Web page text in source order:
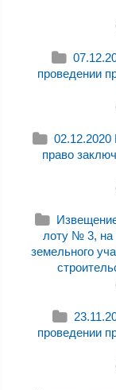
проведении
02.12.2020
право
лоту № 3, на
земельного
проведении